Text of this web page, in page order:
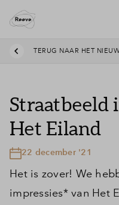
TERUG NAAR HET
Straatbeeld
Het Eiland
22 december '21
Het is zover! We
impressies* van Het